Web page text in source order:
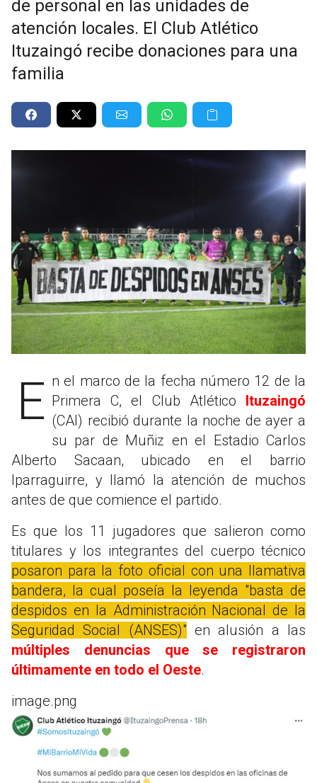
de personal en las unidades de
atención locales. El Club Atlético
Ituzaingó recibe donaciones para una
familia
En el marco de la fecha número 12 de la Primera C, el Club Atlético Ituzaingó
(CAI) recibió durante la noche de ayer a
su par de Muñiz en el Estadio Carlos
Alberto Sacaan, ubicado en el barrio
Iparraguirre, y llamó la atención de muchos
antes de que comience el partido.
Es que los 11 jugadores que salieron como
titulares y los integrantes del cuerpo técnico
posaron para la foto oficial con una llamativa
bandera, la cual poseía la leyenda "basta de
despidos en la Administración Nacional de la
Seguridad Social (ANSES)" en alusión a las
múltiples denuncias que se registraron
últimamente en todo el Oeste.
image.png